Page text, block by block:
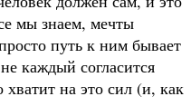
мы знаем, мечты
путь к ним бывает
каждый согласится
на это сил (и, как